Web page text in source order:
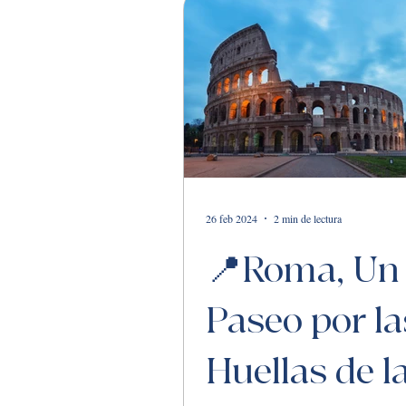
📍Roma, Un
Paseo por
Huellas de
26 feb 2024 2 min de lectura